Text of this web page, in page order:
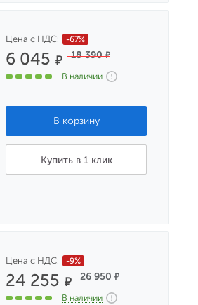
Цена с НДС: -67%
6 045₽ 18 390₽
В наличии
Купить в 1 клик
Цена с НДС: -9%
24 255₽ 26 950₽
В наличии